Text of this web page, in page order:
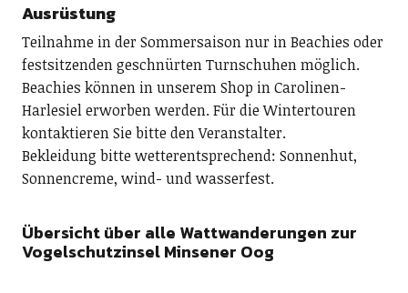
Ausrüstung
Teilnahme in der Sommersaison nur in Beachies oder
festsitzenden geschnürten Turnschuhen möglich.
Beachies können in unserem Shop in Carolinen-
Harlesiel erworben werden. Für die Wintertouren
kontaktieren Sie bitte den Veranstalter.
Bekleidung bitte wetterentsprechend: Sonnenhut,
Sonnencreme, wind- und wasserfest.
Übersicht über alle Wattwanderungen zur
Vogelschutzinsel Minsener Oog